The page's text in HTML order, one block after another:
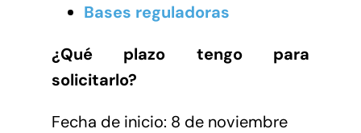
Bases reguladoras
¿Qué plazo tengo para
solicitarlo?
Fecha de inicio: 8 de noviembre